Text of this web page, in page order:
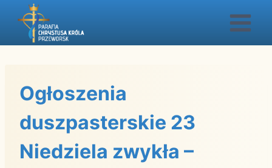
Przejdź
Ogłoszenia
duszpasterskie 23
Niedziela zwykła –